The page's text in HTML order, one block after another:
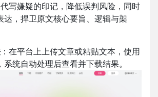
写嫌疑的印记，降低误判风险，同时
达，捍卫原文核心要旨、逻辑与架
：在平台上上传文章或粘贴文本，使用
系统自动处理后查看并下载结果。